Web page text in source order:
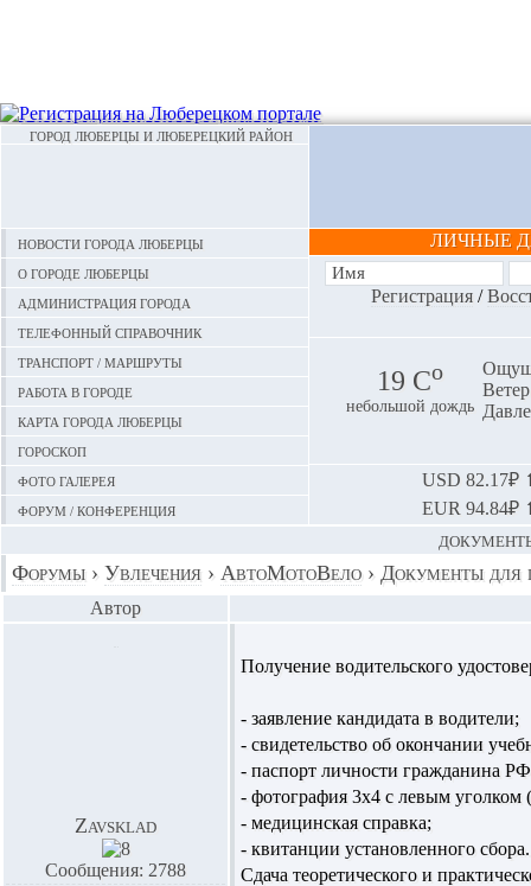
ГОРОД ЛЮБЕРЦЫ И ЛЮБЕРЕЦКИЙ РАЙОН
Новости города Люберцы
О городе Люберцы
Администрация города
Телефонный справочник
Транспорт / маршруты
Работа в городе
Карта города Люберцы
Гороскоп
Фото галерея
Форум / конференция
ЛИЧНЫЕ
Регистрация/
19 Сo
небольшой дождь
USD 82.17₽
EUR 94.84₽
Форумы › Увлечения › АвтоМотоВело › Документы для
Автор
Zavsklad
Сообщения: 2788
Получение водительского
- заявление кандидата в водители;
- свидетельство об окончании
- паспорт личности гражданина
- фотография 3х4 с левым уголком
- медицинская справка;
- квитанции установленного сбора.
Сдача теоретического и